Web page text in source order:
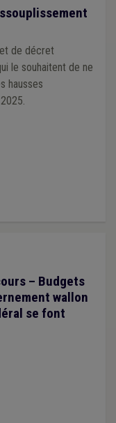
de décret
le souhaitent de ne
hausses
– Budgets
wallon
se font